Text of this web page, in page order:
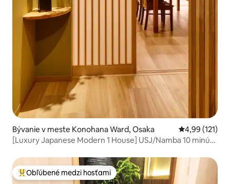
Bývanie v meste Konohana Ward, Osaka Priemerné
4,99 (121)
[Luxury Japanese Modern 1 House] USJ/Namba 10 minút
Najobľúbenejšie medzi hosťami
Obľúbené medzi hosťami